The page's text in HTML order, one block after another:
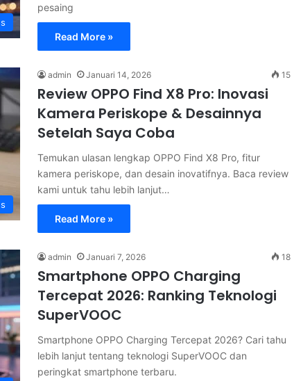
pesaing
Read More »
admin Januari 14, 2026 15
Review OPPO Find X8 Pro: Inovasi
Kamera Periskope & Desainnya
Setelah Saya Coba
Temukan ulasan lengkap OPPO Find X8 Pro, fitur
kamera periskope, dan desain inovatifnya. Baca review
kami untuk tahu lebih lanjut…
Read More »
admin Januari 7, 2026 18
Smartphone OPPO Charging
Tercepat 2026: Ranking Teknologi
SuperVOOC
Smartphone OPPO Charging Tercepat 2026? Cari tahu
lebih lanjut tentang teknologi SuperVOOC dan
peringkat smartphone terbaru.